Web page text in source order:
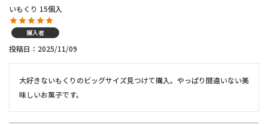
いもくり 15個入
購入者
投稿日 2025/11/09
大好きないもくりのビッグサイズ見つけて購入。やっぱり間違いない美
味しいお菓子です。